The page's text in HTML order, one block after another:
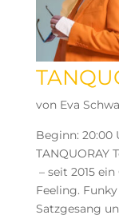
von Eva
Beginn: 20:00
TANQUORAY
– seit 2015
Feeling.
Satzgesang